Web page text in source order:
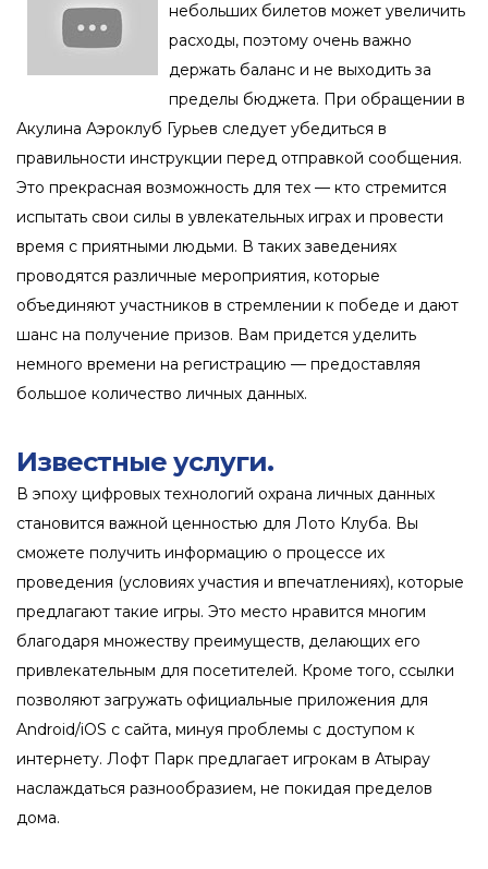
небольших билетов может увеличить
расходы, поэтому очень важно
держать баланс и не выходить за
пределы бюджета. При обращении в
Акулина Аэроклуб Гурьев следует убедиться в
правильности инструкции перед отправкой сообщения.
Это прекрасная возможность для тех — кто стремится
испытать свои силы в увлекательных играх и провести
время с приятными людьми. В таких заведениях
проводятся различные мероприятия, которые
объединяют участников в стремлении к победе и дают
шанс на получение призов. Вам придется уделить
немного времени на регистрацию — предоставляя
большое количество личных данных.
Известные услуги.
В эпоху цифровых технологий охрана личных данных
становится важной ценностью для Лото Клуба. Вы
сможете получить информацию о процессе их
проведения (условиях участия и впечатлениях), которые
предлагают такие игры. Это место нравится многим
благодаря множеству преимуществ, делающих его
привлекательным для посетителей. Кроме того, ссылки
позволяют загружать официальные приложения для
Android/iOS с сайта, минуя проблемы с доступом к
интернету. Лофт Парк предлагает игрокам в Атырау
наслаждаться разнообразием, не покидая пределов
дома.